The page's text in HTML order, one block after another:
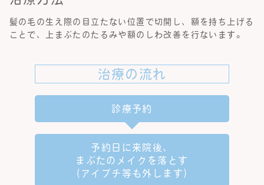
髪の毛の生え際の目立たない位置で切開し、額を持ち上げる
ことで、上まぶたのたるみや額のしわ改善を行ないます。
治療の流れ
診療予約
予約日に来院後、
まぶたのメイクを落とす
（アイプチ等も外します）